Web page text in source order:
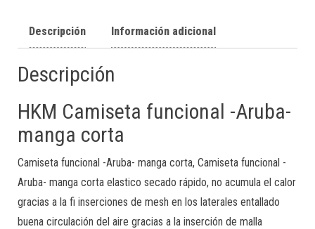
Descripción Información adicional
Descripción
HKM Camiseta funcional -Aruba-
manga corta
Camiseta funcional -Aruba- manga corta, Camiseta funcional -
Aruba- manga corta elastico secado rápido, no acumula el calor
gracias a la fi inserciones de mesh en los laterales entallado
buena circulación del aire gracias a la inserción de malla